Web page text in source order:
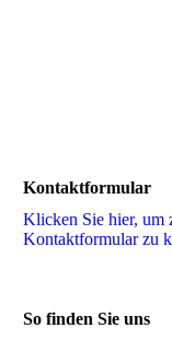
Kontaktformular
Klicken Sie hier, um
Kon­takt­for­mu­lar zu
So finden Sie uns